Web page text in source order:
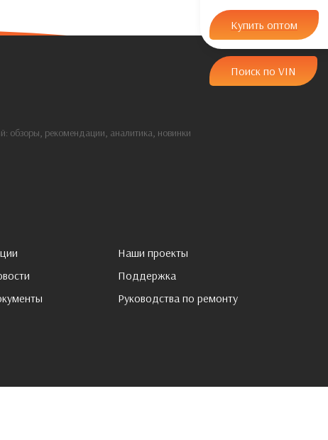
обзоры, рекомендации, аналитика, новинки
Наши проекты
Поддержка
Pуководства по ремонту
Купить оптом
Поиск по VIN